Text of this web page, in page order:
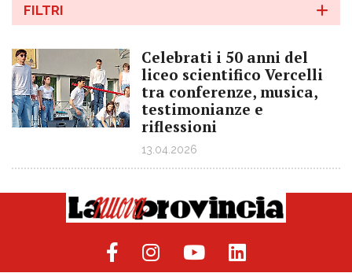
FILTRI
Celebrati i 50 anni del
liceo scientifico Vercelli
tra conferenze, musica,
testimonianze e
riflessioni
13.04.2026